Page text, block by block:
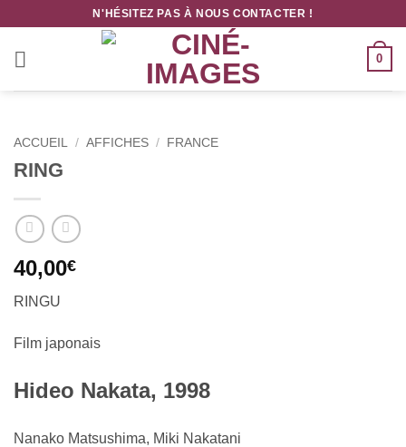
contenu
N'HÉSITEZ PAS À NOUS CONTACTER !
0
ACCUEIL / AFFICHES / FRANCE
RING
40,00€
RINGU
Film japonais
Hideo Nakata, 1998
Nanako Matsushima, Miki Nakatani